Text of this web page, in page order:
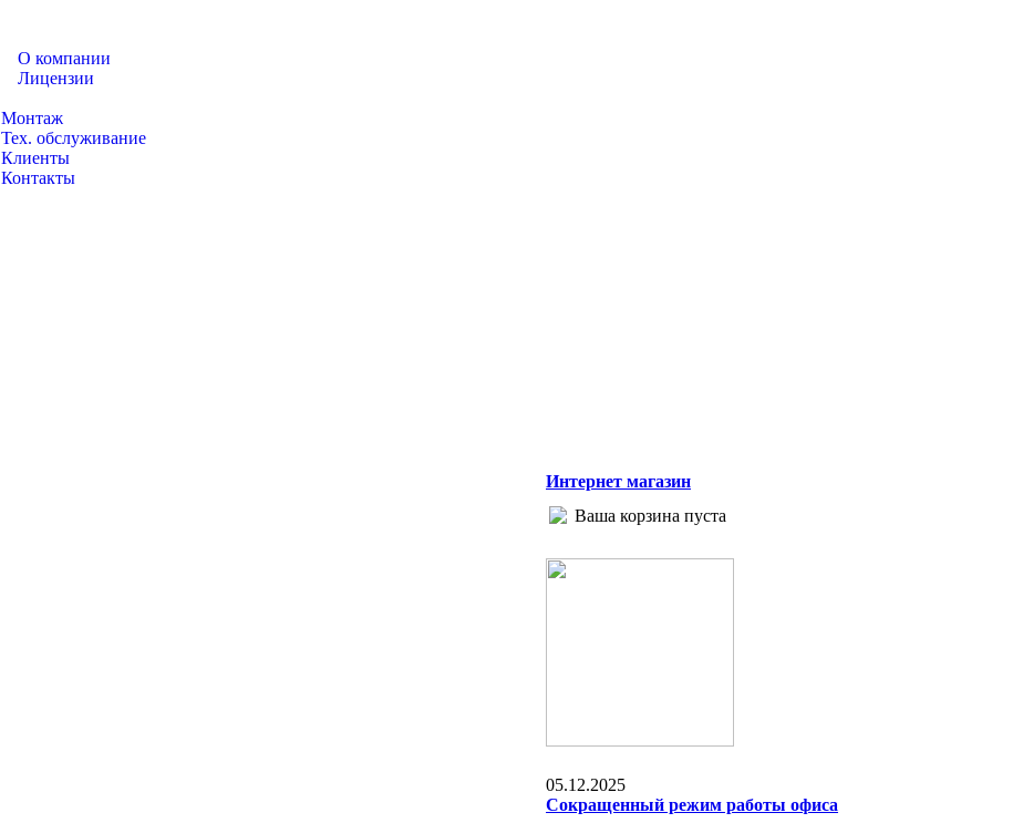
О компании
Лицензии
Монтаж
Тех. обслуживание
Клиенты
Контакты
Интернет магазин
Ваша корзина пуста
05.12.2025
Сокращенный режим работы офиса